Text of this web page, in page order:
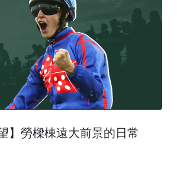
】勞樑棟遠大前景的日常